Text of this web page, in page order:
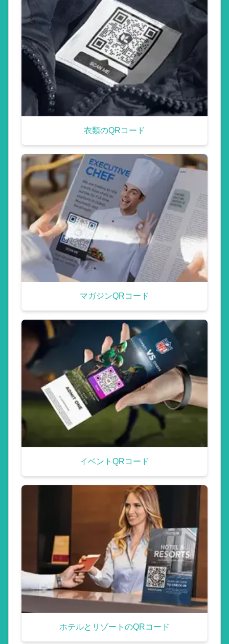
衣類のQRコード
マガジンQRコード
イベントQRコード
ホテルとリゾートのQRコード